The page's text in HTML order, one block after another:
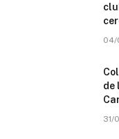
04/
de
31/